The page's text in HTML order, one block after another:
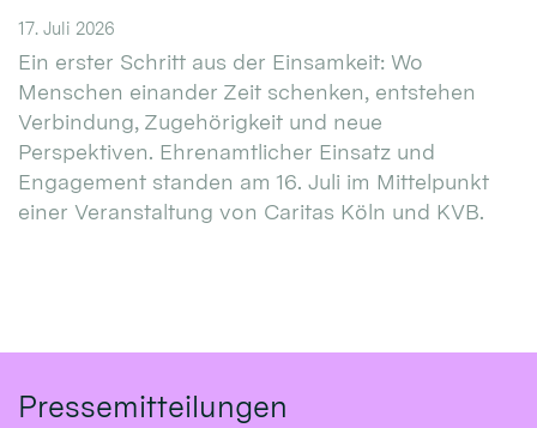
17. Juli 2026
Ein erster Schritt aus der Einsamkeit: Wo
Menschen einander Zeit schenken, entstehen
Verbindung, Zugehörigkeit und neue
Perspektiven. Ehrenamtlicher Einsatz und
Engagement standen am 16. Juli im Mittelpunkt
einer Veranstaltung von Caritas Köln und KVB.
Pressemitteilungen